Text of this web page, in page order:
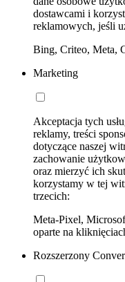
dostawcami i
reklamowych, jeśli
Bing, Criteo, Meta,
Marketing
Akceptacja tych
reklamy, treści
dotyczące naszej
zachowanie
oraz mierzyć ich
korzystamy w tej
trzecich:
Meta-Pixel,
oparte na
Rozszerzony